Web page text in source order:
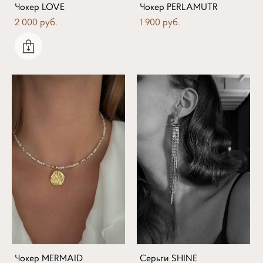
Чокер LOVE
2 000 pуб.
Чокер PERLAMUTR
1 900 pуб.
Чокер MERMAID Серьги SHINE